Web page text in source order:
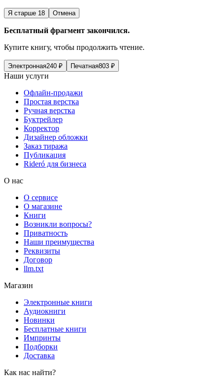
Я старше 18 Отмена
Бесплатный фрагмент закончился.
Купите книгу, чтобы продолжить чтение.
Электронная240 ₽ Печатная803 ₽
Наши услуги
Офлайн-продажи
Простая верстка
Ручная верстка
Буктрейлер
Корректор
Дизайнер обложки
Заказ тиража
Публикация
Rideró для бизнеса
О нас
О сервисе
О магазине
Книги
Возникли вопросы?
Приватность
Наши преимущества
Реквизиты
Договор
llm.txt
Магазин
Электронные книги
Аудиокниги
Новинки
Бесплатные книги
Импринты
Подборки
Доставка
Как нас найти?